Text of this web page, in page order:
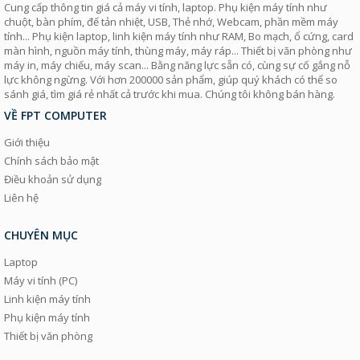
Cung cấp thông tin giá cả máy vi tính, laptop. Phụ kiện máy tính như
chuột, bàn phím, đế tản nhiệt, USB, Thẻ nhớ, Webcam, phần mềm máy
tính... Phụ kiện laptop, linh kiện máy tính như RAM, Bo mạch, ổ cứng, card
màn hình, nguồn máy tính, thùng máy, máy ráp... Thiết bị văn phòng như
máy in, máy chiếu, máy scan... Bằng năng lực sẵn có, cùng sự cố gắng nỗ
lực không ngừng. Với hơn 200000 sản phẩm, giúp quý khách có thể so
sánh giá, tìm giá rẻ nhất cả trước khi mua. Chúng tôi không bán hàng.
VỀ FPT COMPUTER
Giới thiệu
Chính sách bảo mật
Điều khoản sử dụng
Liên hệ
CHUYÊN MỤC
Laptop
Máy vi tính (PC)
Linh kiện máy tính
Phụ kiện máy tính
Thiết bị văn phòng